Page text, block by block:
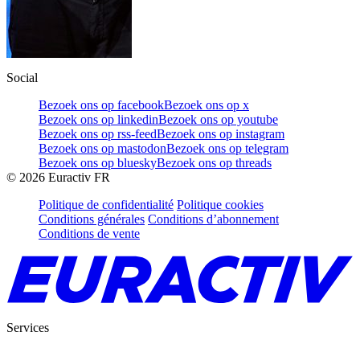
Social
Bezoek ons op facebookBezoek ons op x
Bezoek ons op linkedinBezoek ons op youtube
Bezoek ons op rss-feedBezoek ons op instagram
Bezoek ons op mastodonBezoek ons op telegram
Bezoek ons op blueskyBezoek ons op threads
© 2026 Euractiv FR
Politique de confidentialité Politique cookies
Conditions générales Conditions d’abonnement
Conditions de vente
Services